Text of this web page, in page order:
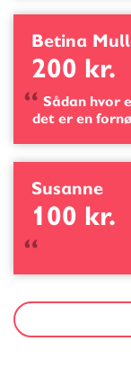
Betina
200 kr.
Sådan hvor
det er en
Susanne
100 kr.